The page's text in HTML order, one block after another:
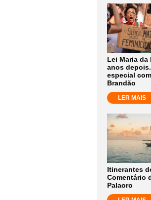
Lei Maria da
anos
especial
Brandão
LER MAIS
Itinerantes
Comentário
Palaoro